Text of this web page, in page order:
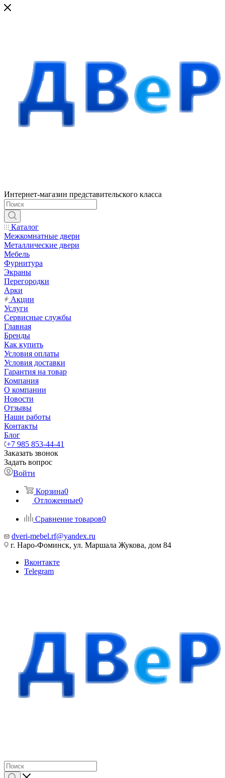
Интернет-магазин представительского класса
Каталог
Межкомнатные двери
Металлические двери
Мебель
Фурнитура
Экраны
Перегородки
Арки
Акции
Услуги
Сервисные службы
Главная
Бренды
Как купить
Условия оплаты
Условия доставки
Гарантия на товар
Компания
О компании
Новости
Отзывы
Наши работы
Контакты
Блог
+7 985 853-44-41
Заказать звонок
Задать вопрос
Войти
Корзина0
Отложенные0
Сравнение товаров0
dveri-mebel.rf@yandex.ru
г. Наро-Фоминск, ул. Маршала Жукова, дом 84
Вконтакте
Telegram